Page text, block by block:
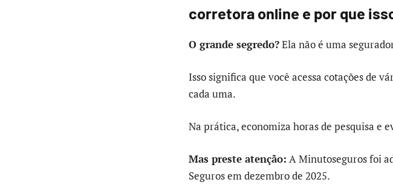
corretora online e por que
O grande segredo?Ela não é uma
Isso significa que você acessa cotações de
cada uma.
Na prática, economiza horas de pesquisa e
Mas preste atenção: A Minutoseguros foi
Seguros em dezembro de 2025.